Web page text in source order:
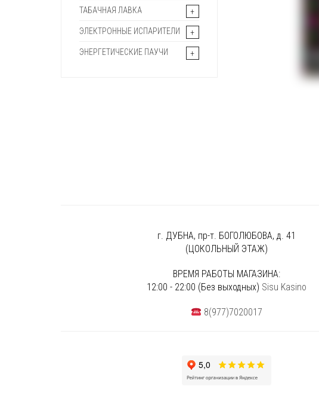
ТАБАЧНАЯ ЛАВКА
ЭЛЕКТРОННЫЕ ИСПАРИТЕЛИ
ЭНЕРГЕТИЧЕСКИЕ ПАУЧИ
г. ДУБНА, пр-т. БОГОЛЮБОВА, д. 41
(ЦОКОЛЬНЫЙ ЭТАЖ)
ВРЕМЯ РАБОТЫ МАГАЗИНА:
12:00 - 22:00 (Без выходных) Sisu Kasino
8(977)7020017